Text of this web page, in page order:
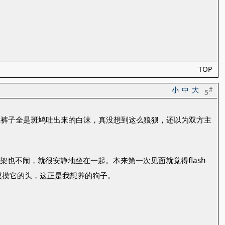
TOP
5#
大
中
小
子全是斑鸠吐出来的白沫，真没想到这么狼狈，还以为双方主
不闹，就很安静地坐在一起。本来第一次见面就觉得flash
它的头，这正是我想养的狗子。